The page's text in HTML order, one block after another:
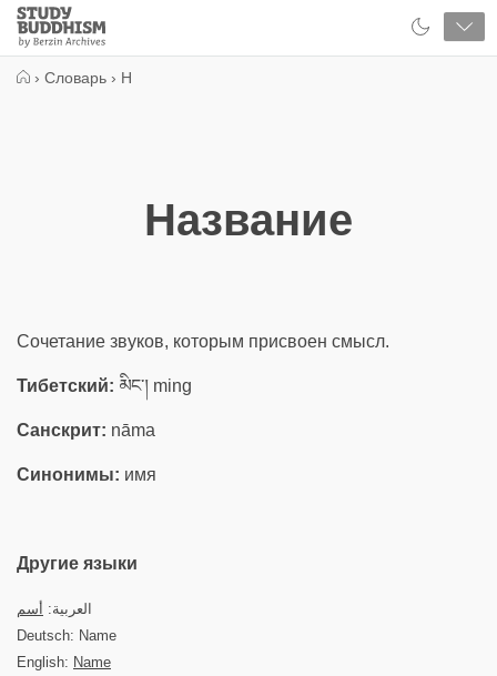
Close
Study
Buddhism
› Словарь › Н
Название
Сочетание звуков, которым присвоен смысл.
Тибетский: མིང་། ming
Санскрит: nāma
Синонимы: имя
Другие языки
العربية: أسم
Deutsch: Name
English: Name